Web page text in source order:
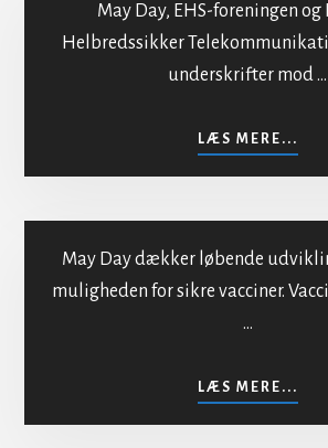
befolkningen
May Day, EHS-foreningen og
Helbredssikker
underskrifter mod …
LÆS MERE...
MOD
May Day dækker løbende
muligheden for sikre vacciner.
…
LÆS MERE...